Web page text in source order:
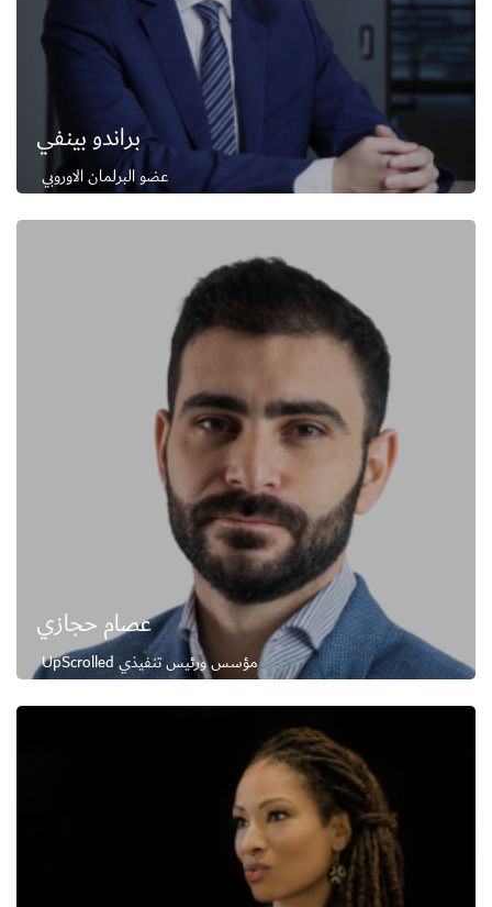
براندو بينفي
عضو البرلمان الاوروبي
عصام حجازي
مؤسس ورئيس تنفيذي UpScrolled